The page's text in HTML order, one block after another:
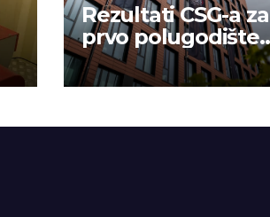
Rezultati CSG-a za
prvo polugodište
2026.